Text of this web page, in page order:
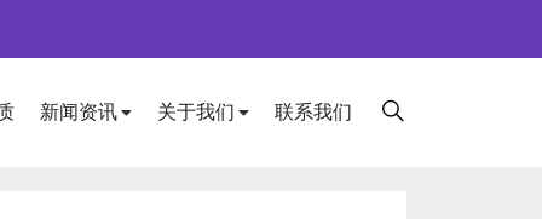
新闻资讯 关于我们 联系我们